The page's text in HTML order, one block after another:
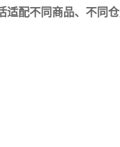
配不同商品、不同